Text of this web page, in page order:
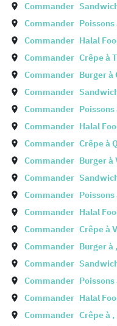
Commander
Commander Poissons
Commander Halal
Commander Crêpe à
Commander Burger à
Commander
Commander Poissons
Commander Halal
Commander Crêpe à
Commander Burger à
Commander
Commander Poissons
Commander Halal
Commander Crêpe à
Commander Burger à ,
Commander
Commander Poissons
Commander Halal
Commander Crêpe à ,